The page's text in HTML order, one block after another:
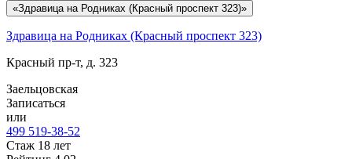
«Здравица на Родниках (Красный проспект 323)»
Здравица на Родниках (Красный проспект 323)
Красный пр-т, д. 323
Заельцовская
Записаться
или
499 519-38-52
Стаж 18 лет